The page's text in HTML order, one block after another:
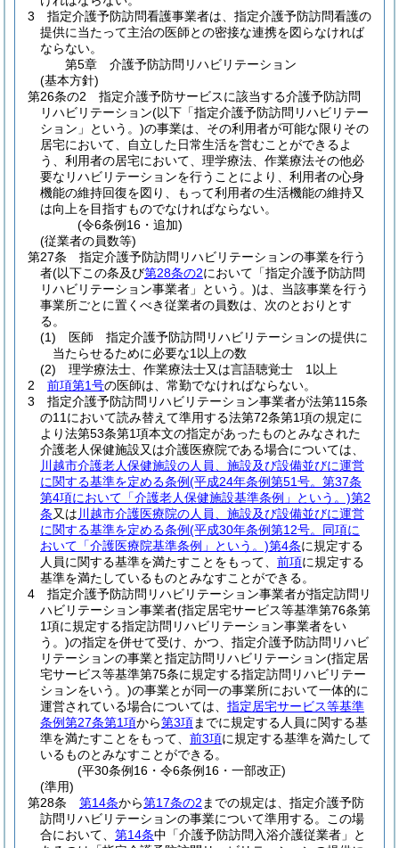
3
指定介護予防訪問看護事業者は、指定介護予防訪問看護の
提供に当たって主治の医師との密接な連携を図らなければ
ならない。
第5章
介護予防訪問リハビリテーション
(基本方針)
第26条の2
指定介護予防サービスに該当する介護予防訪問
リハビリテーション(以下「指定介護予防訪問リハビリテー
ション」という。)の事業は、その利用者が可能な限りその
居宅において、自立した日常生活を営むことができるよ
う、利用者の居宅において、理学療法、作業療法その他必
要なリハビリテーションを行うことにより、利用者の心身
機能の維持回復を図り、もって利用者の生活機能の維持又
は向上を目指すものでなければならない。
(令6条例16・追加)
(従業者の員数等)
第27条
指定介護予防訪問リハビリテーションの事業を行う
者(以下この条及び第28条の2において「指定介護予防訪問
リハビリテーション事業者」という。)は、当該事業を行う
事業所ごとに置くべき従業者の員数は、次のとおりとす
る。
(1)
医師 指定介護予防訪問リハビリテーションの提供に
当たらせるために必要な1以上の数
(2)
理学療法士、作業療法士又は言語聴覚士 1以上
2
前項第1号の医師は、常勤でなければならない。
3
指定介護予防訪問リハビリテーション事業者が法第115条
の11において読み替えて準用する法第72条第1項の規定に
より法第53条第1項本文の指定があったものとみなされた
介護老人保健施設又は介護医療院である場合については、
川越市介護老人保健施設の人員、施設及び設備並びに運営
に関する基準を定める条例(平成24年条例第51号。第37条
第4項において「介護老人保健施設基準条例」という。)第2
条又は 川越市介護医療院の人員、施設及び設備並びに運営
に関する基準を定める条例(平成30年条例第12号。同項に
おいて「介護医療院基準条例」という。)第4条に規定する
人員に関する基準を満たすことをもって、 前項に規定する
基準を満たしているものとみなすことができる。
4
指定介護予防訪問リハビリテーション事業者が指定訪問リ
ハビリテーション事業者(指定居宅サービス等基準第76条第
1項に規定する指定訪問リハビリテーション事業者をい
う。)の指定を併せて受け、かつ、指定介護予防訪問リハビ
リテーションの事業と指定訪問リハビリテーション(指定居
宅サービス等基準第75条に規定する指定訪問リハビリテー
ションをいう。)の事業とが同一の事業所において一体的に
運営されている場合については、 指定居宅サービス等基準
条例第27条第1項から第3項までに規定する人員に関する基
準を満たすことをもって、 前3項に規定する基準を満たして
いるものとみなすことができる。
(平30条例16・令6条例16・一部改正)
(準用)
第28条
第14条から第17条の2 までの規定は、指定介護予防
訪問リハビリテーションの事業について準用する。
この場
合において、 第14条中「介護予防訪問入浴介護従業者」と